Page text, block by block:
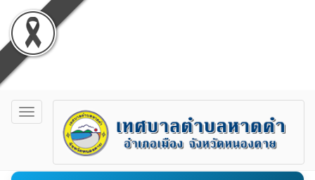
Toggle
navigation